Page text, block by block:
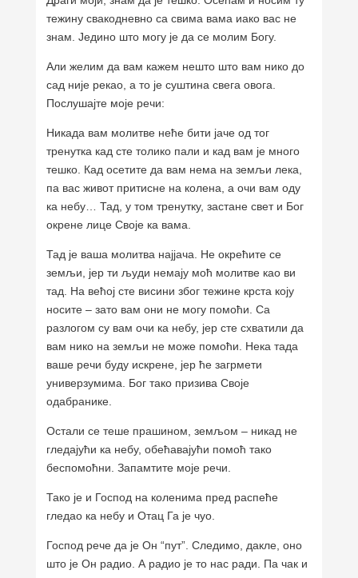
тежину свакодневно са свима вама иако вас не
знам. Једино што могу је да се молим Богу.
Али желим да вам кажем нешто што вам нико до
сад није рекао, а то је суштина свега овога.
Послушајте моје речи:
Никада вам молитве неће бити јаче од тог
тренутка кад сте толико пали и кад вам је много
тешко. Кад осетите да вам нема на земљи лека,
па вас живот притисне на колена, а очи вам оду
ка небу… Тад, у том тренутку, застане свет и Бог
окрене лице Своје ка вама.
Тад је ваша молитва најјача. Не окрећите се
земљи, јер ти људи немају моћ молитве као ви
тад. На већој сте висини због тежине крста коју
носите – зато вам они не могу помоћи. Са
разлогом су вам очи ка небу, јер сте схватили да
вам нико на земљи не може помоћи. Нека тада
ваше речи буду искрене, јер ће загрмети
универзумима. Бог тако призива Своје
одабранике.
Остали се теше прашином, земљом – никад не
гледајући ка небу, обећавајући помоћ тако
беспомоћни. Запамтите моје речи.
Тако је и Господ на коленима пред распеће
гледао ка небу и Отац Га је чуо.
Господ рече да је Он “пут”. Следимо, дакле, оно
што је Он радио. А радио је то нас ради. Па чак и